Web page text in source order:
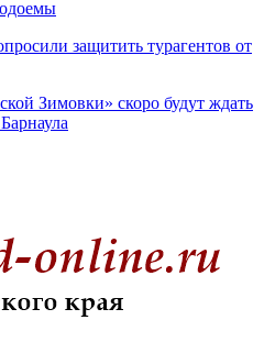
защитить турагентов от
Зимовки» скоро будут ждать